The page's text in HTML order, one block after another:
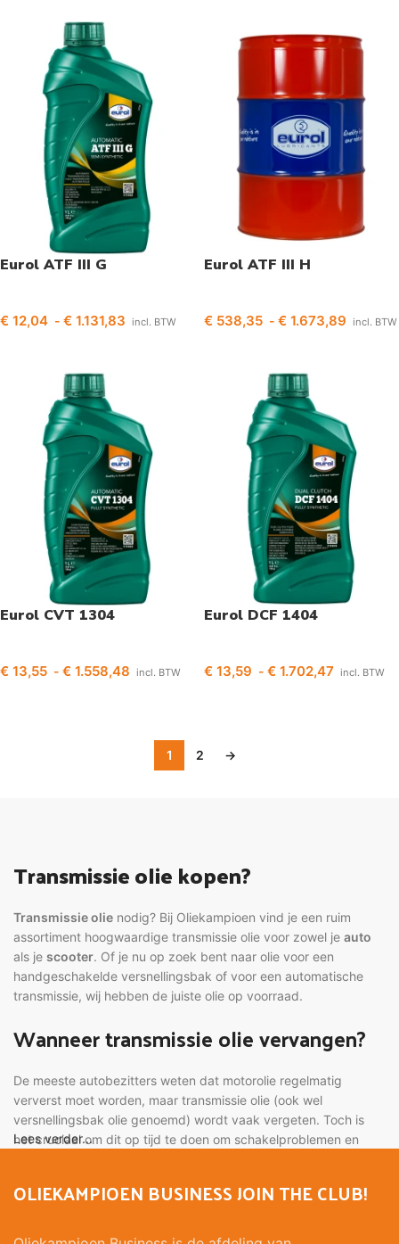
Eurol ATF III G
€ 12,04 - € 1.131,83 incl. BTW
Eurol ATF III H
€ 538,35 - € 1.673,89 incl. BTW
Eurol CVT 1304
€ 13,55 - € 1.558,48 incl. BTW
Eurol DCF 1404
€ 13,59 - € 1.702,47 incl. BTW
1 2 →
Transmissie olie kopen?
Transmissie olie nodig? Bij Oliekampioen vind je een ruim
assortiment hoogwaardige transmissie olie voor zowel je auto
als je scooter. Of je nu op zoek bent naar olie voor een
handgeschakelde versnellingsbak of voor een automatische
transmissie, wij hebben de juiste olie op voorraad.
Wanneer transmissie olie vervangen?
De meeste autobezitters weten dat motorolie regelmatig
ververst moet worden, maar transmissie olie (ook wel
versnellingsbak olie genoemd) wordt vaak vergeten. Toch is
het cruciaal om dit op tijd te doen om schakelproblemen en
Richtlijnen voor vervanging:
Lees verder...
OLIEKAMPIOEN BUSINESS JOIN THE CLUB!